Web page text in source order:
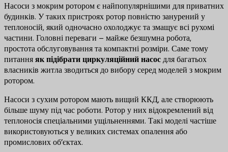
Насоси з мокрим ротором є найпопулярнішими для приватних
будинків. У таких пристроях ротор повністю занурений у
теплоносій, який одночасно охолоджує та змащує всі рухомі
частини. Головні переваги – майже безшумна робота,
простота обслуговування та компактні розміри. Саме тому
питанняяк підібрати циркуляційний насосдля багатьох
власників житла зводиться до вибору серед моделей з мокрим
ротором.
Насоси з сухим ротором мають вищий ККД, але створюють
більше шуму під час роботи. Ротор у них відокремлений від
теплоносія спеціальними ущільненнями. Такі моделі частіше
використовуються у великих системах опалення або
промислових об’єктах.